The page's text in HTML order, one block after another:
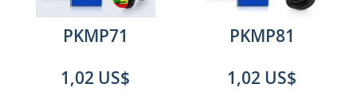
PKMP71
1,02 US$
PKMP81
1,02 US$